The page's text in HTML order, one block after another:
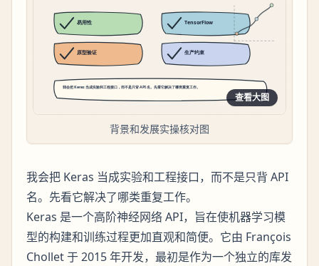
查看大图
背景和发展实操核对图
我会把 Keras 当成实验和工程接口，而不是只背 API
名。先看它解决了哪类重复工作。
Keras 是一个高阶神经网络 API，旨在使机器学习模
型的构建和训练过程更加直观和简便。它由 François
Chollet 于 2015 年开发，最初是作为一个独立的库发